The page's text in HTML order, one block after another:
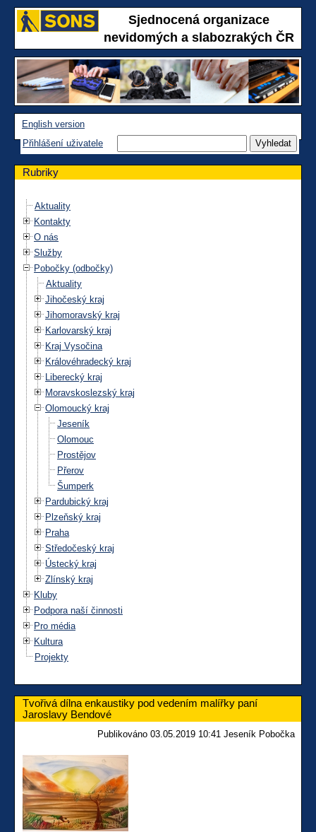
Sjednocená organizace
nevidomých a slabozrakých ČR
English version
Přihlášení uživatele
Rubriky
Aktuality
Kontakty
O nás
Služby
Pobočky (odbočky)
Aktuality
Jihočeský kraj
Jihomoravský kraj
Karlovarský kraj
Kraj Vysočina
Královéhradecký kraj
Liberecký kraj
Moravskoslezský kraj
Olomoucký kraj
Jeseník
Olomouc
Prostějov
Přerov
Šumperk
Pardubický kraj
Plzeňský kraj
Praha
Středočeský kraj
Ústecký kraj
Zlínský kraj
Kluby
Podpora naší činnosti
Pro média
Kultura
Projekty
Tvořivá dílna enkaustiky pod vedením malířky paní
Jaroslavy Bendové
Publikováno 03.05.2019 10:41 Jeseník Pobočka